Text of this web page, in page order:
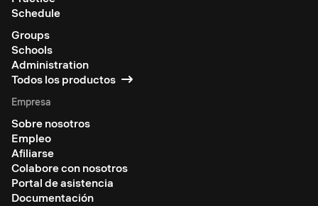
Schedule
Groups
Schools
Administration
Todos los productos
Empresa
Sobre nosotros
Empleo
Afiliarse
Colabore con nosotros
Portal de asistencia
Documentación